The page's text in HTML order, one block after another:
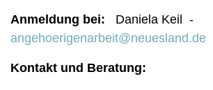
Anmeldung bei: Daniela Keil -
angehoerigenarbeit@neuesland.de
Kontakt und Beratung: